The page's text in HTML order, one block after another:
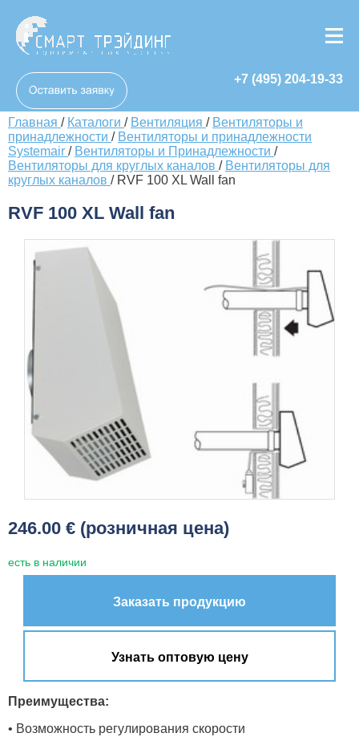
+7 (495) 204-19-33
Главная / Каталоги / Вентиляция / Вентиляторы и
принадлежности / Вентиляторы и принадлежности
Systemair / Вентиляторы и Принадлежности /
Вентиляторы для круглых каналов / Вентиляторы для
круглых каналов / RVF 100 XL Wall fan
RVF 100 XL Wall fan
246.00 € (розничная цена)
есть в наличии
Заказать продукцию
Узнать оптовую цену
Преимущества:
• Возможность регулирования скорости